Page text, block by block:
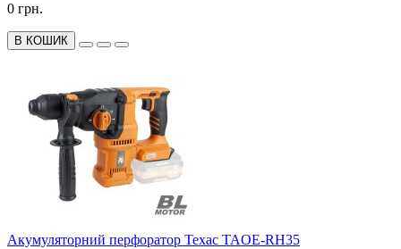
0 грн.
В КОШИК
Акумуляторний перфоратор Техас TAOE-RH35